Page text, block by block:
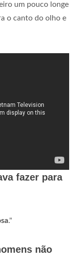
um pouco longe
o canto do olho e
fazer para
."
não